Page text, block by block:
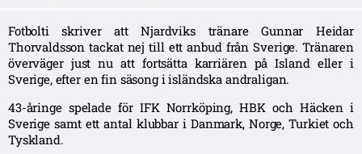
Fotbolti skriver att Njardviks tränare Gunnar Heidar
Thorvaldsson tackat nej till ett anbud från Sverige. Tränaren
överväger just nu att fortsätta karriären på Island eller i
Sverige, efter en fin säsong i isländska andraligan.
43-åringe spelade för IFK Norrköping, HBK och Häcken i
Sverige samt ett antal klubbar i Danmark, Norge, Turkiet och
Tyskland.